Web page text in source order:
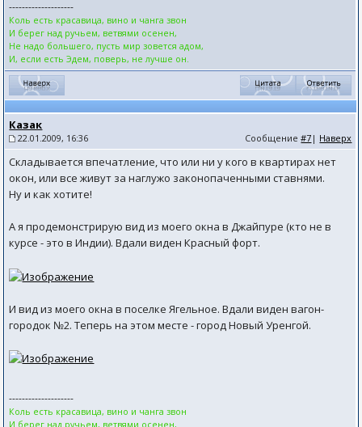
--------------------
Коль есть красавица, вино и чанга звон
И берег над ручьем, ветвями осенен,
Не надо большего, пусть мир зовется адом,
И, если есть Эдем, поверь, не лучше он.
Казак
22.01.2009, 16:36 Сообщение#7 | Наверх
Складывается впечатление, что или ни у кого в квартирах нет
окон, или все живут за наглужо законопаченными ставнями.
Ну и как хотите!
А я продемонстрирую вид из моего окна в Джайпуре (кто не в
курсе - это в Индии). Вдали виден Красный форт.
И вид из моего окна в поселке Ягельное. Вдали виден вагон-
городок №2. Теперь на этом месте - город Новый Уренгой.
--------------------
Коль есть красавица, вино и чанга звон
И берег над ручьем, ветвями осенен,